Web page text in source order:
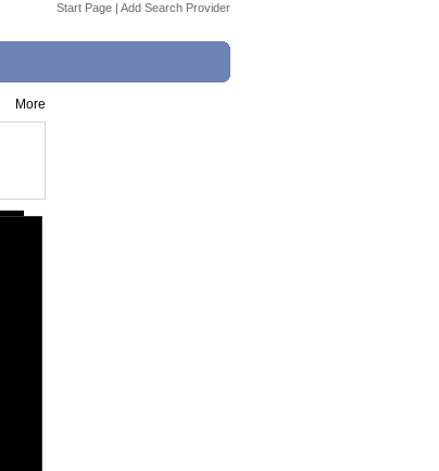
Start Page | Add Search Provider
More